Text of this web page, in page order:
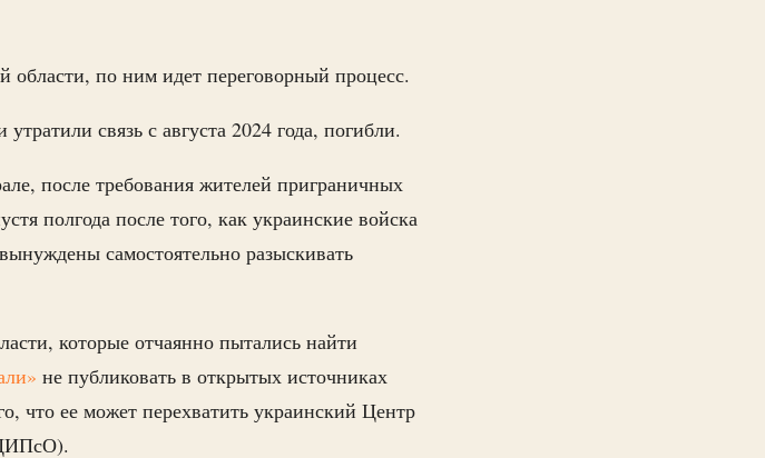
области, по ним идет переговорный процесс.
связь с августа 2024 года, погибли.
после требования жителей приграничных
полгода после того, как украинские войска
самостоятельно разыскивать
которые отчаянно пытались найти
не публиковать в открытых источниках
что ее может перехватить украинский Центр